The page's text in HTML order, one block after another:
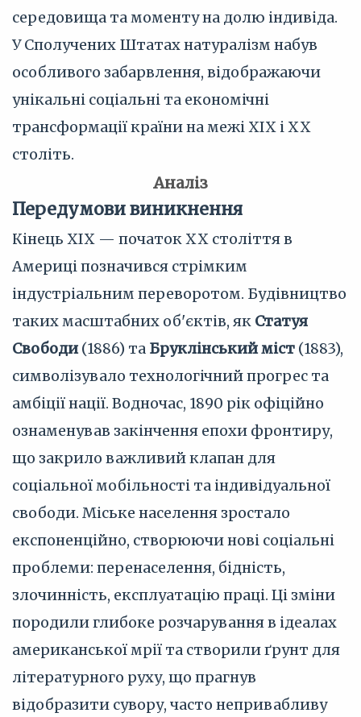
середовища та моменту на долю індивіда.
У Сполучених Штатах натуралізм набув
особливого забарвлення, відображаючи
унікальні соціальні та економічні
трансформації країни на межі XIX і XX
століть.
Аналіз
Передумови виникнення
Кінець XIX — початок XX століття в
Америці позначився стрімким
індустріальним переворотом. Будівництво
таких масштабних об'єктів, як Статуя
Свободи(1886) та Бруклінський міст (1883),
символізувало технологічний прогрес та
амбіції нації. Водночас, 1890 рік офіційно
ознаменував закінчення епохи фронтиру,
що закрило важливий клапан для
соціальної мобільності та індивідуальної
свободи. Міське населення зростало
експоненційно, створюючи нові соціальні
проблеми: перенаселення, бідність,
злочинність, експлуатацію праці. Ці зміни
породили глибоке розчарування в ідеалах
американської мрії та створили ґрунт для
літературного руху, що прагнув
відобразити сувору, часто непривабливу